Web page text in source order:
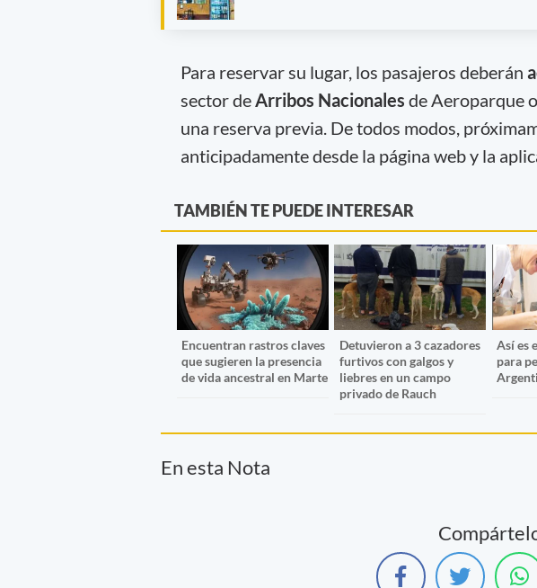
Para reservar su lugar, los pasajeros deberán
sector deArribos Nacionales de Aeroparque
una reserva previa. De todos modos,
anticipadamente desde la página web y la
TAMBIÉN TE PUEDE INTERESAR
Encuentran rastros claves
que sugieren la presencia
de vida ancestral en Marte
Detuvieron a 3 cazadores
furtivos con galgos y
liebres en un campo
privado de Rauch
Así es
para
En esta Nota